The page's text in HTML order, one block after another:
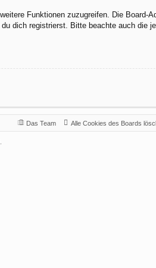
Funktionen zuzugreifen. Die Board-
dich registrierst. Bitte beachte auch die
Alle Cookies des Boards
Das Team